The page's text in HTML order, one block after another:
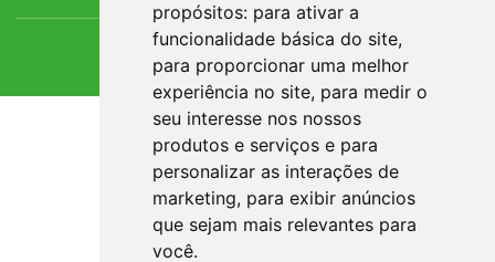
propósitos: para ativar a
funcionalidade básica do site,
para proporcionar uma melhor
experiência no site, para medir o
seu interesse nos nossos
produtos e serviços e para
personalizar as interações de
marketing, para exibir anúncios
que sejam mais relevantes para
você.